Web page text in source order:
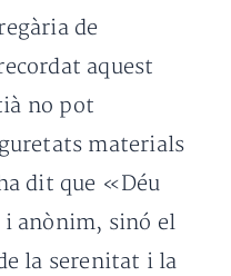
de
aquest
no pot
materials
dit que «Déu
i anònim, sinó el
la serenitat i la